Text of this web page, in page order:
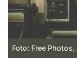
Foto: Free Photos,